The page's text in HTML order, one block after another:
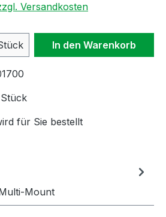
Versandkosten
Gib denIn den Warenkorb
für Sie bestellt
Mount